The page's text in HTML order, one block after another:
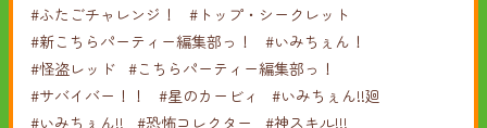
#ふたごチャレンジ！
#トップ・シークレット
#新こちらパーティー編集部っ！
#いみちぇん！
#怪盗レッド #こちらパーティー編集部っ！
#サバイバー！！
#星のカービィ
#いみちぇん!!廻
#いみちぇん!!
#恐怖コレクター
#神スキル!!!